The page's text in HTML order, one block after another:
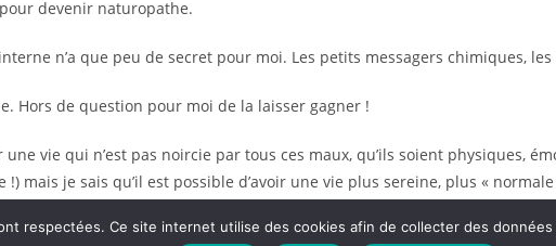
devenir naturopathe.
n’a que peu de secret pour moi. Les petits messagers chimiques,
Hors de question pour moi de la laisser gagner !
vie qui n’est pas noircie par tous ces maux, qu’ils soient physiques,
mais je sais qu’il est possible d’avoir une vie plus sereine, plus «
respectées. Ce site internet utilise des cookies afin de collecter des